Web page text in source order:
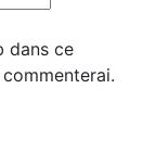
dans ce